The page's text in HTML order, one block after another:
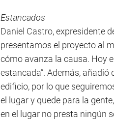
Estancados
Daniel Castro, expresidente
presentamos el proyecto al
cómo avanza la causa. Hoy
estancada”. Además, añadió
edificio, por lo que
el lugar y quede para la
en el lugar no presta ningún